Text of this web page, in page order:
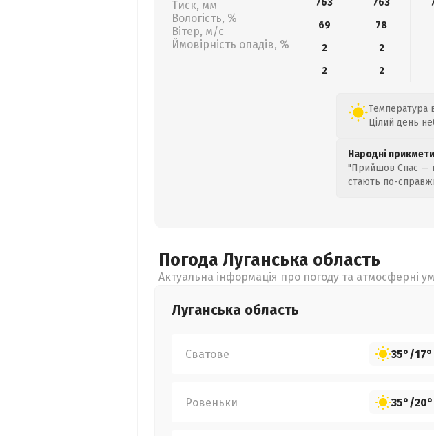
Тиск, мм
Вологість, %
Вітер, м/с
Ймовірність опадів, %
763 763
69
78
2
2
2
2
Температура
Цілий день
Народні
"Прийшов Спас —
стають по-
Погода Луганська область
Актуальна інформація про погоду та атмосферні
Луганська область
Сватове 35°/17°
Ровеньки 35°/20°